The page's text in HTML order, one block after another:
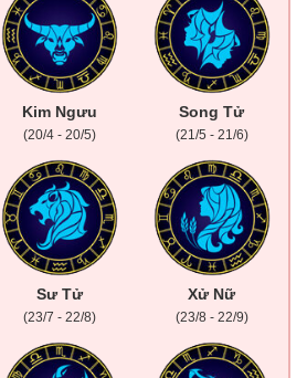
Kim Ngưu
(20/4 - 20/5)
Song Tử
(21/5 - 21/6)
Sư Tử
(23/7 - 22/8)
Xử Nữ
(23/8 - 22/9)